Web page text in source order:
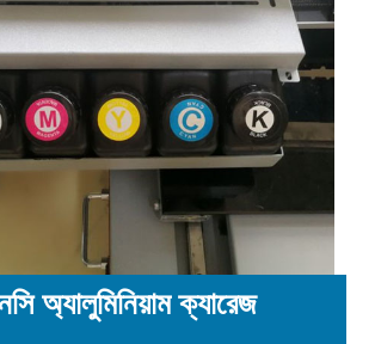
অ্যালুমিনিয়াম ক্যারেজ